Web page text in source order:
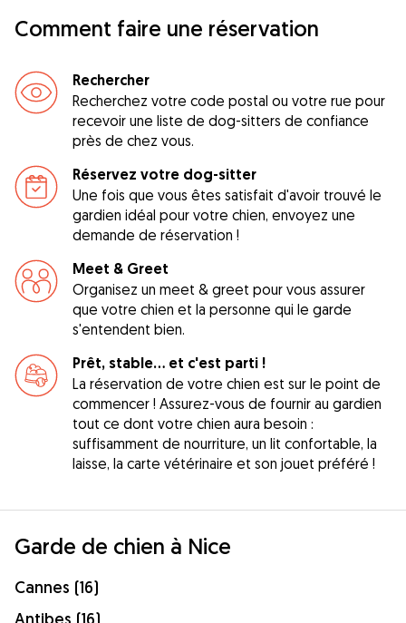
Comment faire une réservation
Rechercher
Recherchez votre code postal ou votre rue pour
recevoir une liste de dog-sitters de confiance
près de chez vous.
Réservez votre dog-sitter
Une fois que vous êtes satisfait d'avoir trouvé le
gardien idéal pour votre chien, envoyez une
demande de réservation !
Meet & Greet
Organisez un meet & greet pour vous assurer
que votre chien et la personne qui le garde
s'entendent bien.
Prêt, stable... et c'est parti !
La réservation de votre chien est sur le point de
commencer ! Assurez-vous de fournir au gardien
tout ce dont votre chien aura besoin :
suffisamment de nourriture, un lit confortable, la
laisse, la carte vétérinaire et son jouet préféré !
Garde de chien à Nice
Cannes (16)